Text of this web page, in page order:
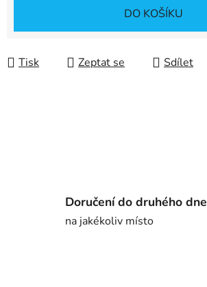
DO KOŠÍKU
Tisk Zeptat se Sdílet
Doručení do druhého dne
na jakékoliv místo